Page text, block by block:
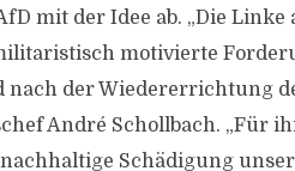
mit der Idee ab. „Die Linke
motivierte
nach der Wiedererrichtung
André Schollbach. „Für
Schädigung